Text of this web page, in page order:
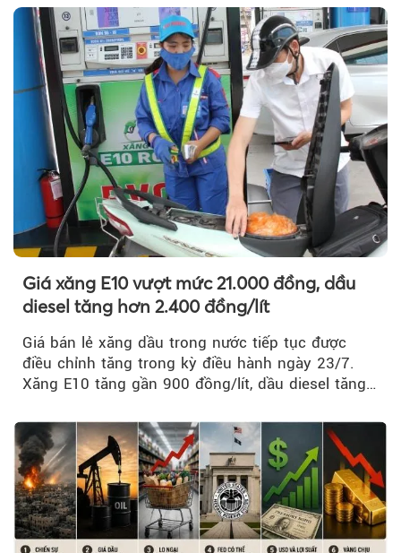
Giá xăng E10 vượt mức 21.000 đồng, dầu
diesel tăng hơn 2.400 đồng/lít
Giá bán lẻ xăng dầu trong nước tiếp tục được
điều chỉnh tăng trong kỳ điều hành ngày 23/7.
Xăng E10 tăng gần 900 đồng/lít, dầu diesel tăng